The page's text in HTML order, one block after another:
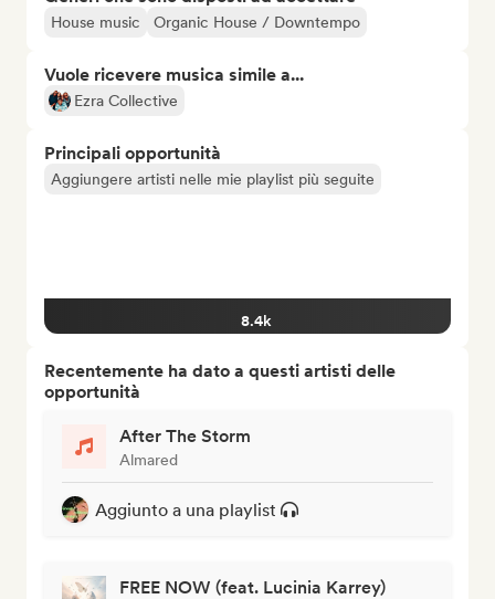
House music Organic House / Downtempo
Vuole ricevere musica simile a...
Ezra Collective
Principali opportunità
Aggiungere artisti nelle mie playlist più seguite
8.4k
Recentemente ha dato a questi artisti delle
opportunità
After The Storm
Almared
Aggiunto a una playlist
FREE NOW (feat. Lucinia Karrey)